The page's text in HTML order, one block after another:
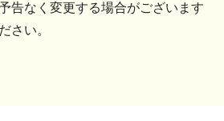
告なく変更する場合がございます
さい。